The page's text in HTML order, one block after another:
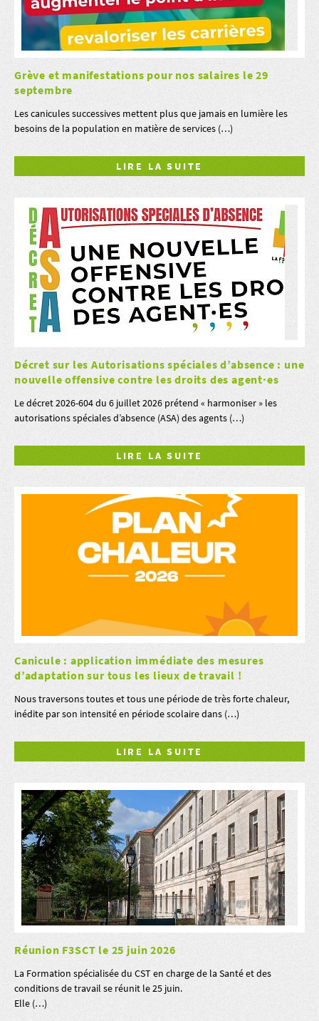
Grève et manifestations pour nos salaires le 29
septembre
Les canicules successives mettent plus que jamais en lumière les
besoins de la population en matière de services (…)
LIRE LA SUITE
Décret sur les Autorisations spéciales d’absence : une
nouvelle offensive contre les droits des agent·es
Le décret 2026-604 du 6 juillet 2026 prétend « harmoniser » les
autorisations spéciales d’absence (ASA) des agents (…)
LIRE LA SUITE
Canicule : application immédiate des mesures
d’adaptation sur tous les lieux de travail !
Nous traversons toutes et tous une période de très forte chaleur,
inédite par son intensité en période scolaire dans (…)
LIRE LA SUITE
Réunion F3SCT le 25 juin 2026
La Formation spécialisée du CST en charge de la Santé et des
conditions de travail se réunit le 25 juin.
Elle (…)